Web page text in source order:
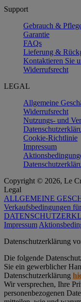
Support
Gebrauch &
Garantie
FAQs
Lieferung &
Kontaktieren Sie
Widerrufsrecht
LEGAL
Allgemeine
Widerrufsrecht
Nutzungs- und
Cookie-Richtlinie
Impressum
Copyright © 2026, Le
Legal
ALLGEMEINE
Verkaufsbedingungen
Impressum
Datenschutz­erklärung
Die folgende
Sie ein gewerblicher
Datenschutzerklärung
Wir versprechen, Ihre
personenbezogenen